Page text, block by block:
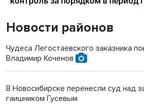
Новости районов
Чудеса Легостаевского заказника
Владимир Коченов
В Новосибирске перенесли суд над
гаишником Гусевым